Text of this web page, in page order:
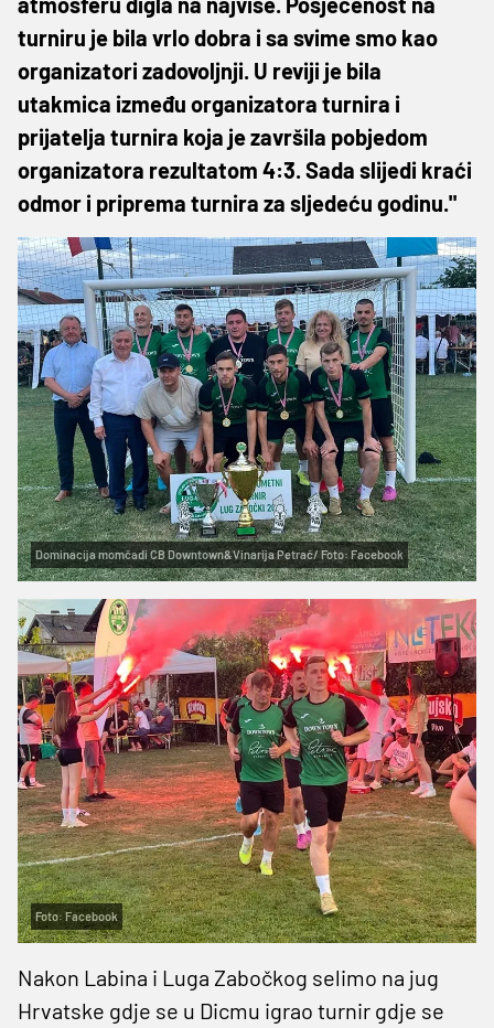
turniru je bila vrlo dobra i sa svime smo kao
organizatori zadovoljnji. U reviji je bila
utakmica između organizatora turnira i
prijatelja turnira koja je završila pobjedom
organizatora rezultatom 4:3. Sada slijedi kraći
odmor i priprema turnira za sljedeću godinu."
Dominacija momčadi CB Downtown&Vinarija Petrač/ Foto: Facebook
Foto: Facebook
Nakon Labina i Luga Zabočkog selimo na jug
Hrvatske gdje se u Dicmu igrao turnir gdje se